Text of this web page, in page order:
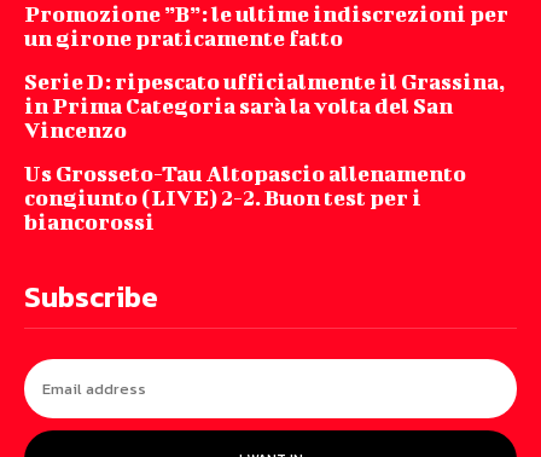
Promozione ”B”: le ultime indiscrezioni per
un girone praticamente fatto
Serie D: ripescato ufficialmente il Grassina,
in Prima Categoria sarà la volta del San
Vincenzo
Us Grosseto-Tau Altopascio allenamento
congiunto (LIVE) 2-2. Buon test per i
biancorossi
Subscribe